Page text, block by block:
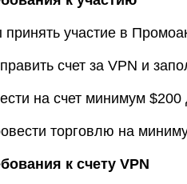
принять участие в
счет за VPN и
на счет минимум
торговлю на
к счету VPN